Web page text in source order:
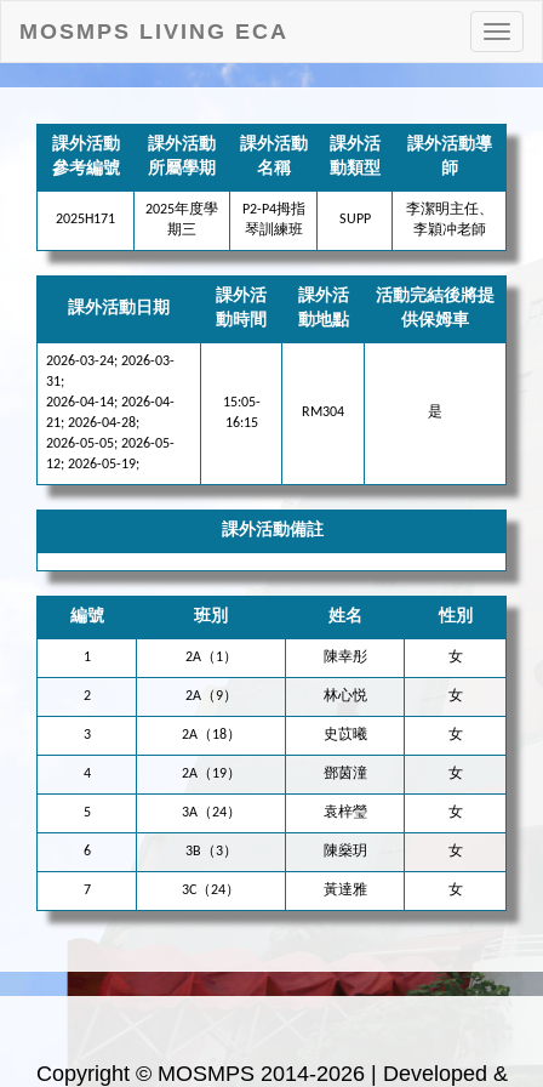
打
開
MOSMPS LIVING ECA
課外活動
參考編號
課外活動
所屬學期
課外活動
名稱
課外活
動類型
課外活動導
師
2025H171
2025年度學
期三
P2-P4拇指
琴訓練班
SUPP
李潔明主任、
李穎冲老師
課外活動日期
課外活
動時間
課外活
動地點
活動完結後將提
供保姆車
2026-03-24; 2026-03-
31;
2026-04-14; 2026-04-
21; 2026-04-28;
2026-05-05; 2026-05-
12; 2026-05-19;
15:05-
16:15
RM304 是
課外活動備註
編號 班別 姓名 性別
1 2A（1） 陳幸彤 女
2 2A（9） 林心悦 女
3 2A（18） 史苡曦 女
4 2A（19） 鄧茵潼 女
5 3A（24） 袁梓瑩 女
6 3B（3） 陳燊玥 女
7 3C（24） 黃達雅 女
Copyright © MOSMPS 2014-2026 | Developed &